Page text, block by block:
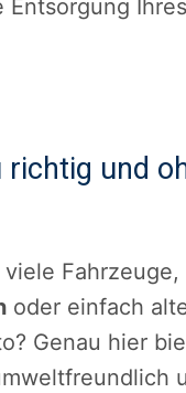
und
oder einfach
Genau hier